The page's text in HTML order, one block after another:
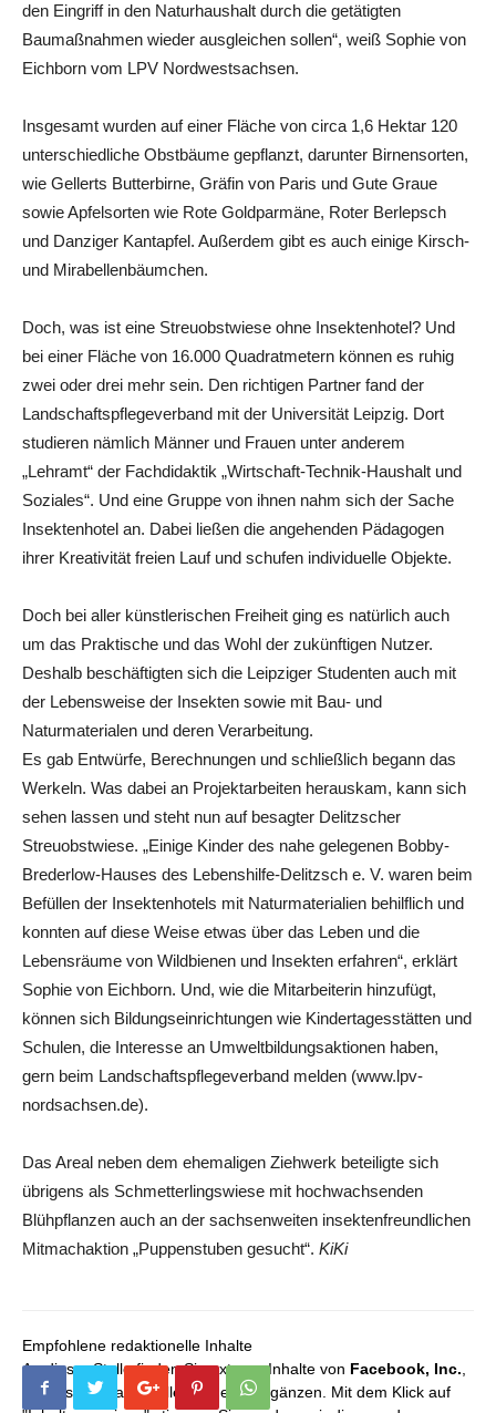
den Eingriff in den Naturhaushalt durch die getätigten
Baumaßnahmen wieder ausgleichen sollen“, weiß Sophie von
Eichborn vom LPV Nordwestsachsen.
Insgesamt wurden auf einer Fläche von circa 1,6 Hektar 120
unterschiedliche Obstbäume gepflanzt, darunter Birnensorten,
wie Gellerts Butterbirne, Gräfin von Paris und Gute Graue
sowie Apfelsorten wie Rote Goldparmäne, Roter Berlepsch
und Danziger Kantapfel. Außerdem gibt es auch einige Kirsch-
und Mirabellenbäumchen.
Doch, was ist eine Streuobstwiese ohne Insektenhotel? Und
bei einer Fläche von 16.000 Quadratmetern können es ruhig
zwei oder drei mehr sein. Den richtigen Partner fand der
Landschaftspflegeverband mit der Universität Leipzig. Dort
studieren nämlich Männer und Frauen unter anderem
„Lehramt“ der Fachdidaktik „Wirtschaft-Technik-Haushalt und
Soziales“. Und eine Gruppe von ihnen nahm sich der Sache
Insektenhotel an. Dabei ließen die angehenden Pädagogen
ihrer Kreativität freien Lauf und schufen individuelle Objekte.
Doch bei aller künstlerischen Freiheit ging es natürlich auch
um das Praktische und das Wohl der zukünftigen Nutzer.
Deshalb beschäftigten sich die Leipziger Studenten auch mit
der Lebensweise der Insekten sowie mit Bau- und
Naturmaterialen und deren Verarbeitung.
Es gab Entwürfe, Berechnungen und schließlich begann das
Werkeln. Was dabei an Projektarbeiten herauskam, kann sich
sehen lassen und steht nun auf besagter Delitzscher
Streuobstwiese. „Einige Kinder des nahe gelegenen Bobby-
Brederlow-Hauses des Lebenshilfe-Delitzsch e. V. waren beim
Befüllen der Insektenhotels mit Naturmaterialien behilflich und
konnten auf diese Weise etwas über das Leben und die
Lebensräume von Wildbienen und Insekten erfahren“, erklärt
Sophie von Eichborn. Und, wie die Mitarbeiterin hinzufügt,
können sich Bildungseinrichtungen wie Kindertagesstätten und
Schulen, die Interesse an Umweltbildungsaktionen haben,
gern beim Landschaftspflegeverband melden (www.lpv-
nordsachsen.de).
Das Areal neben dem ehemaligen Ziehwerk beteiligte sich
übrigens als Schmetterlingswiese mit hochwachsenden
Blühpflanzen auch an der sachsenweiten insektenfreundlichen
Mitmachaktion „Puppenstuben gesucht“. KiKi
Empfohlene redaktionelle Inhalte
An dieser Stelle finden Sie externe Inhalte von Facebook, Inc.,
die unser redaktionelles Angebot ergänzen. Mit dem Klick auf